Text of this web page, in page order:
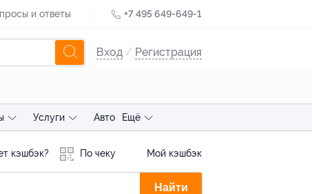
и ответы +7 495 649-649-1
Вход / Регистрация
Услуги Авто Ещё
кэшбэк? По чеку Мой кэшбэк
Найти